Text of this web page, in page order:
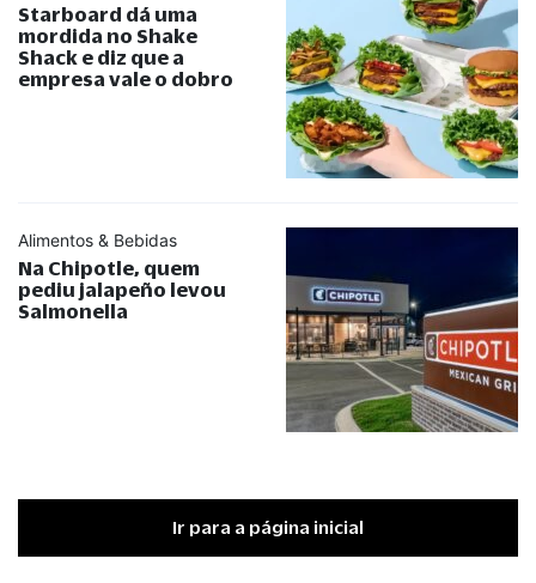
Starboard dá uma
mordida no Shake
Shack e diz que a
empresa vale o dobro
Alimentos & Bebidas
Na Chipotle, quem
pediu jalapeño levou
Salmonella
Ir para a página inicial